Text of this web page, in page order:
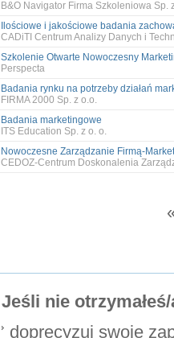
B&O Navigator Firma Szkoleniowa Sp.
Ilościowe i jakościowe badania
CADiTI Centrum Analizy Danych i
Szkolenie Otwarte Nowoczesny
Perspecta
Badania rynku na potrzeby działań
FIRMA 2000 Sp. z o.o.
Badania marketingowe
ITS Education Sp. z o. o.
Nowoczesne Zarządzanie Firmą-
CEDOZ-Centrum Doskonalenia
Jeśli nie
doprecyzuj swoje